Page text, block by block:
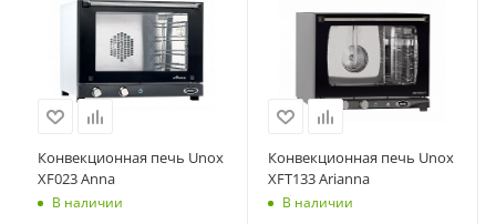
Конвекционная печь Unox
XF023 Anna
В наличии
Конвекционная печь Unox
XFT133 Arianna
В наличии